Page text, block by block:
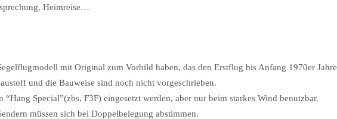
Heimreise…
mit Original zum Vorbild haben, das den Erstflug bis Anfang 1970er Jahre
und die Bauweise sind noch nicht vorgeschrieben.
Special”(zbs, F3F) eingesetzt werden, aber nur beim starkes Wind benutzbar.
müssen sich bei Doppelbelegung abstimmen.